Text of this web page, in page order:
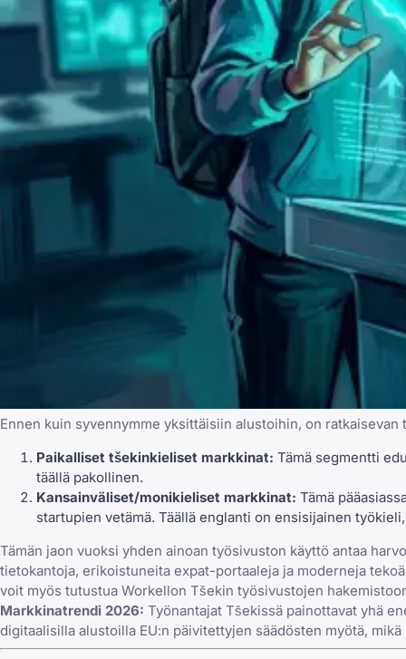
Ennen kuin syvennymme yksittäisiin alustoihin, on
Paikalliset tšekinkieliset markkinat: Tämä segmentti
täällä pakollinen.
Kansainväliset/monikieliset markkinat: Tämä
startupien vetämä. Täällä englanti on ensisijainen
Tämän jaon vuoksi yhden ainoan työsivuston käyttö antaa
tietokantoja, erikoistuneita expat-portaaleja ja moderneja
voit myös tutustua Workellon Tšekin työsivustojen
Markkinatrendi 2026: Työnantajat Tšekissä painottavat yhä
digitaalisilla alustoilla EU:n päivitettyjen säädösten myötä,